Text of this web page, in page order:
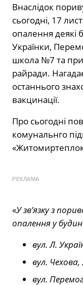
Внаслідок
сьогодні, 17
опалення деякі
Українки,
школа №7 та
райради.
останнього
вакцинації.
Про сьогодні
комунальнго
РЕКЛАМА
«У зв’язку з
опалення у
вул. Л.
вул. Чехова,
вул.